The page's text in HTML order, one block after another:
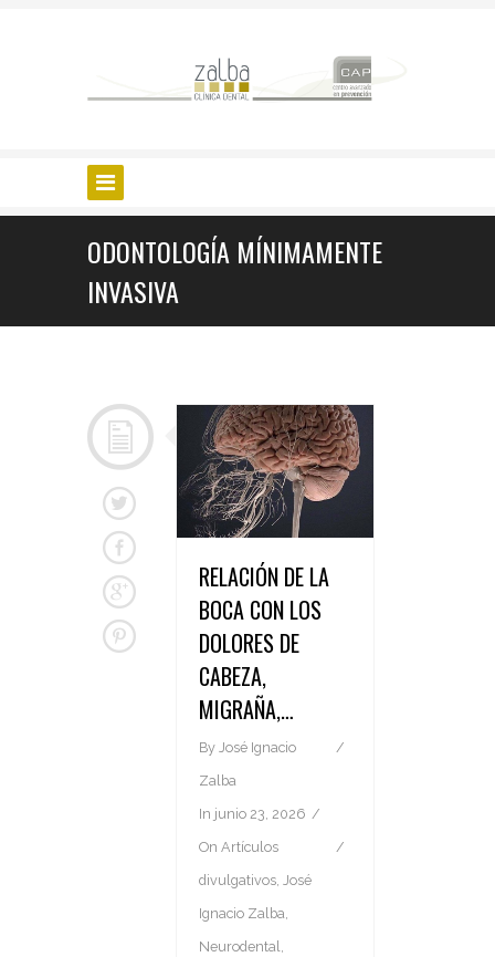
ODONTOLOGÍA MÍNIMAMENTE
INVASIVA
RELACIÓN DE LA
BOCA CON LOS
DOLORES DE
CABEZA,
MIGRAÑA,…
By José Ignacio
Zalba
In junio 23, 2026
On Artículos
divulgativos, José
Ignacio Zalba,
Neurodental,